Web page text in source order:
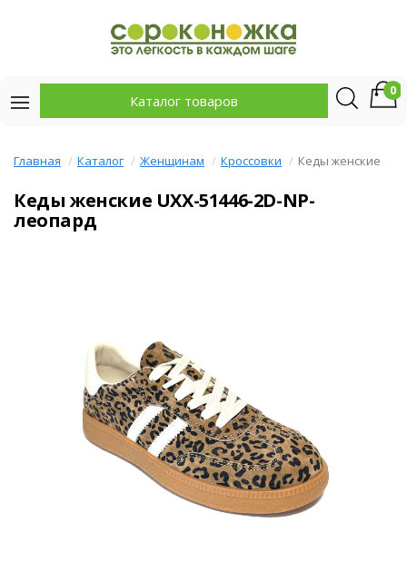
Каталог товаров
0
Главная Каталог Женщинам Кроссовки Кеды женские
Кеды женские UXX-51446-2D-NP-
леопард